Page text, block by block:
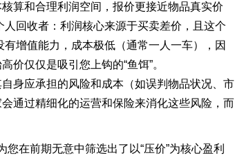
算和合理利润空间，报价更接近物品真实价
回收者：利润核心来源于买卖差价，且这个
有增值能力，成本极低（通常一人一车），因
价仅仅是吸引您上钩的“鱼饵”。
身应承担的风险和成本（如误判物品状况、市
通过精细化的运营和保险来消化这些风险，而
在前期无意中筛选出了以“压价”为核心盈利